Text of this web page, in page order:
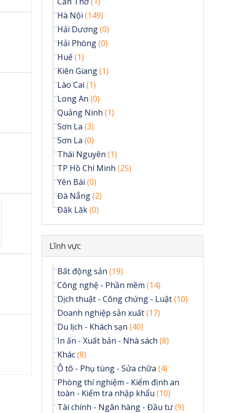
Hà Nội (149)
Hải Dương(0)
Hải Phòng(0)
Huế(1)
Kiên Giang(1)
Lào Cai (1)
Long An (0)
Quảng Ninh (1)
Sơn La (3)
Sơn La (0)
Thái Nguyên (1)
TP Hồ Chí Minh (25)
Yên Bái (0)
Đà Nẵng(2)
Đăk Lăk(0)
Ẩn
Lĩnh vực
Bất động sản (19)
Công nghệ - Phần mềm (14)
Dịch thuật - Công chứng - Luật(10)
Doanh nghiệp sản xuất(17)
Du lịch - Khách sạn (40)
In ấn - Xuất bản - Nhà sách (8)
Khác(8)
Ô tô - Phụ tùng - Sửa chữa (4)
Phòng thí nghiệm - Kiểm định an
toàn - Kiểm tra nhập khẩu (10)
Tài chính - Ngân hàng - Đầu tư(9)